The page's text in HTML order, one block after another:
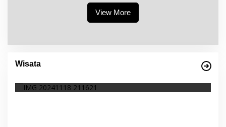
View More
Wisata